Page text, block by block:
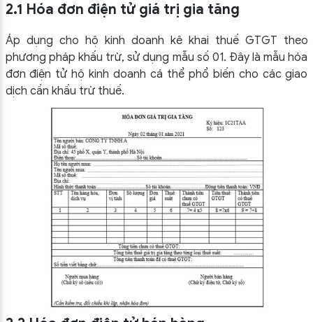
2.1 Hóa đơn điện tử giá trị gia tăng
Áp dụng cho hộ kinh doanh kê khai thuế GTGT theo
phương pháp khấu trừ, sử dụng mẫu số 01. Đây là mẫu hóa
đơn điện tử hộ kinh doanh cá thể phổ biến cho các giao
dịch cần khấu trừ thuế.